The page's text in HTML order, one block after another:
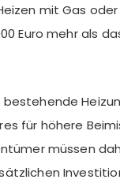
mit Gas
Euro mehr als
bestehende
für höhere
müssen